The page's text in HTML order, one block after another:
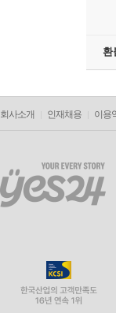
환
회사소개 인재채용 이용